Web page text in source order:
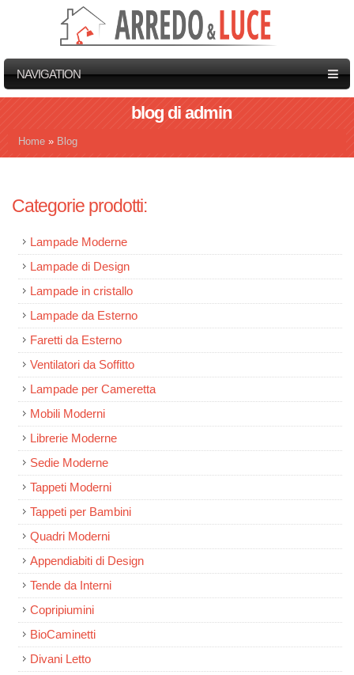
NAVIGATION
blog di admin
Tu sei qui
Home » Blog
Categorie prodotti:
Lampade Moderne
Lampade di Design
Lampade in cristallo
Lampade da Esterno
Faretti da Esterno
Ventilatori da Soffitto
Lampade per Cameretta
Mobili Moderni
Librerie Moderne
Sedie Moderne
Tappeti Moderni
Tappeti per Bambini
Quadri Moderni
Appendiabiti di Design
Tende da Interni
Copripiumini
BioCaminetti
Divani Letto